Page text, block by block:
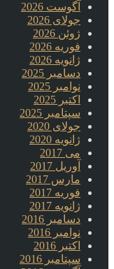
آگوست 2026
جولای 2026
ژوئن 2026
فوریه 2026
ژانویه 2026
دسامبر 2025
نوامبر 2025
اکتبر 2025
سپتامبر 2025
جولای 2020
ژانویه 2020
می 2017
آوریل 2017
مارس 2017
فوریه 2017
ژانویه 2017
دسامبر 2016
نوامبر 2016
اکتبر 2016
سپتامبر 2016